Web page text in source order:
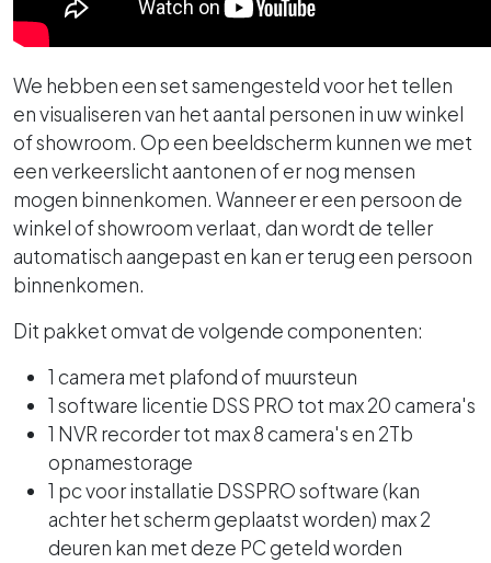
We hebben een set samengesteld voor het tellen
en visualiseren van het aantal personen in uw winkel
of showroom. Op een beeldscherm kunnen we met
een verkeerslicht aantonen of er nog mensen
mogen binnenkomen. Wanneer er een persoon de
winkel of showroom verlaat, dan wordt de teller
automatisch aangepast en kan er terug een persoon
binnenkomen.
Dit pakket omvat de volgende componenten:
1 camera met plafond of muursteun
1 software licentie DSS PRO tot max 20 camera's
1 NVR recorder tot max 8 camera's en 2Tb
opnamestorage
1 pc voor installatie DSSPRO software (kan
achter het scherm geplaatst worden) max 2
deuren kan met deze PC geteld worden